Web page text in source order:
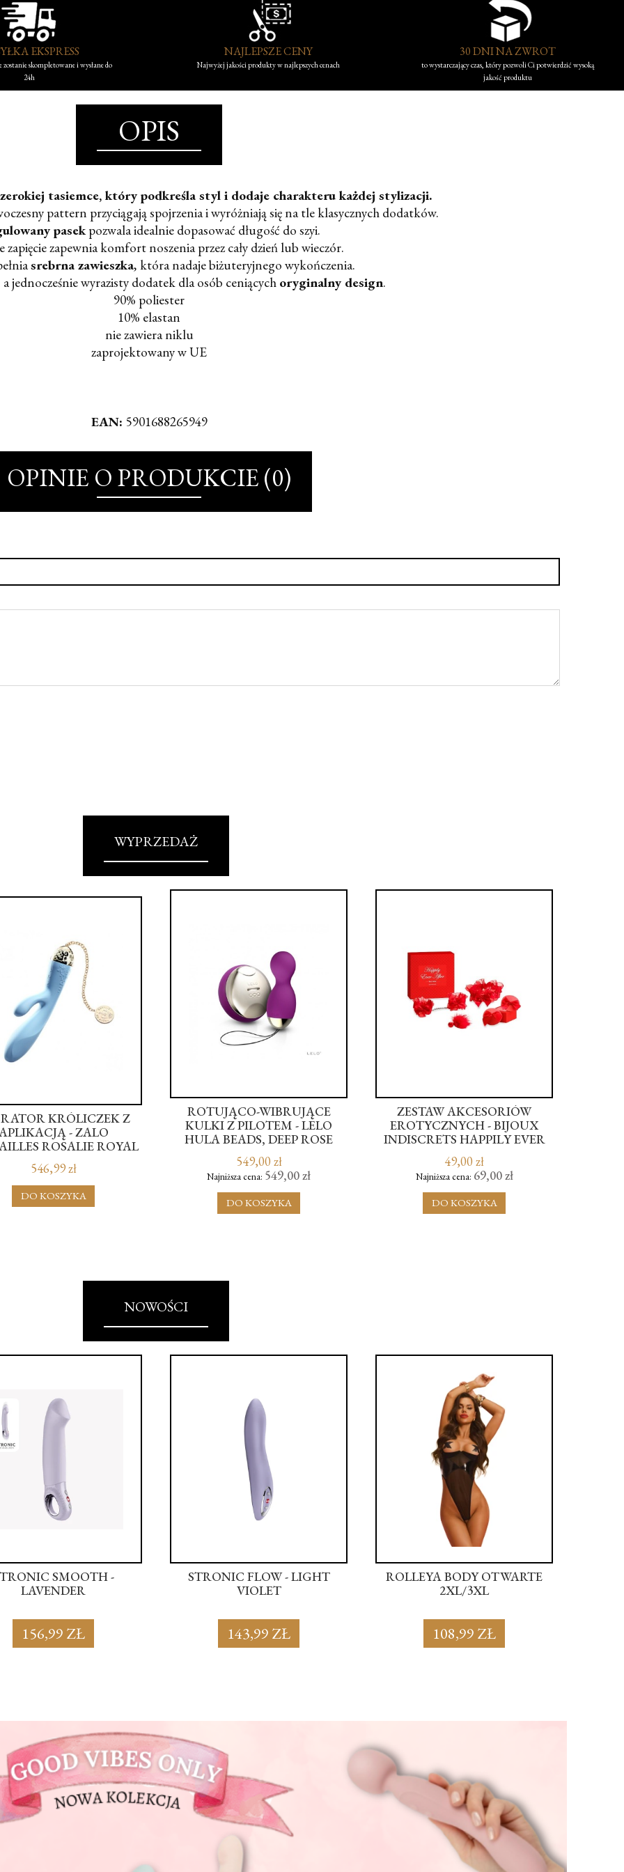
EKSPRESS
skompletowane i wysłane do
24h
NAJLEPSZE CENY
Najwyżej jakości produkty w najlepszych cenach
30 DNI NA ZWROT
to wystarczający czas, który pozwoli Ci potwierdzić wysoką
jakość produktu
OPIS
tasiemce, który podkreśla styl i dodaje charakteru każdej stylizacji.
pattern przyciągają spojrzenia i wyróżniają się na tle klasycznych dodatków.
pasekpozwala idealnie dopasować długość do szyi.
zapięcie zapewnia komfort noszenia przez cały dzień lub wieczór.
srebrna zawieszka, która nadaje biżuteryjnego wykończenia.
jednocześnie wyrazisty dodatek dla osób ceniących oryginalny design.
90% poliester
10% elastan
nie zawiera niklu
zaprojektowany w UE
EAN: 5901688265949
OPINIE O PRODUKCIE (0)
WYPRZEDAŻ
KRÓLICZEK Z
- ZALO
ROSALIE ROYAL
BLUE
546,99 zł
DO KOSZYKA
ROTUJĄCO-WIBRUJĄCE
KULKI Z PILOTEM - LELO
HULA BEADS, DEEP ROSE
549,00 zł
Najniższa cena: 549,00 zł
DO KOSZYKA
ZESTAW AKCESORIÓW
EROTYCZNYCH - BIJOUX
INDISCRETS HAPPILY EVER
AFTER RED LABEL
49,00 zł
Najniższa cena: 69,00 zł
DO KOSZYKA
NOWOŚCI
SMOOTH -
LAVENDER
156,99 ZŁ
STRONIC FLOW - LIGHT
VIOLET
143,99 ZŁ
ROLLEYA BODY OTWARTE
2XL/3XL
108,99 ZŁ